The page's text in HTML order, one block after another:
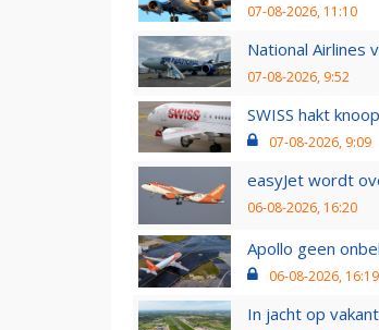
07-08-2026, 11:10
National Airlines
07-08-2026, 9:52
SWISS hakt
07-08-2026, 9:09
easyJet wordt
06-08-2026, 16:20
Apollo geen
06-08-2026, 16:19
In jacht op